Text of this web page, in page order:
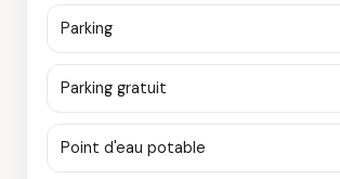
Parking
Parking gratuit
Point d'eau potable